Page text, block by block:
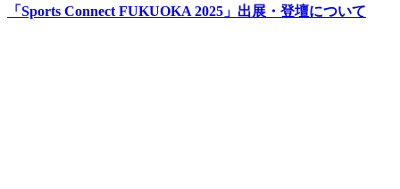
「Sports Connect FUKUOKA 2025」出展・登壇について